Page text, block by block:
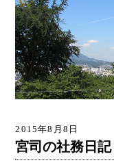
2015年8月8日
宮司の社務日